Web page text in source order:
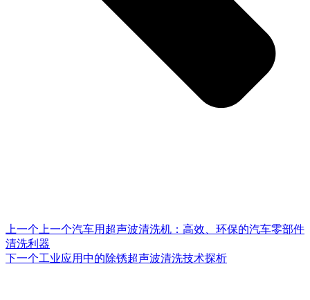
上一个 上一个汽车用超声波清洗机：高效、环保的汽车零部件
清洗利器
下一个工业应用中的除锈超声波清洗技术探析